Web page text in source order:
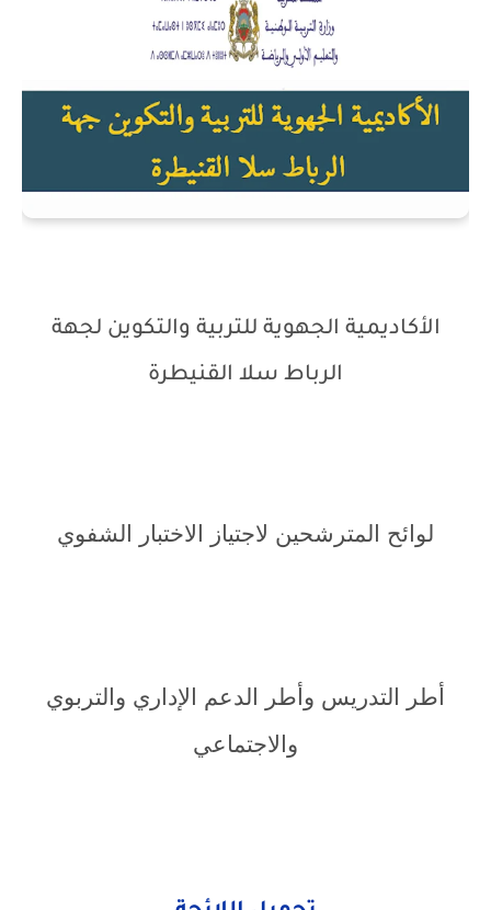
الأكاديمية الجهوية للتربية والتكوين لجهة
الرباط سلا القنيطرة
لوائح المترشحين لاجتياز الاختبار الشفوي
أطر التدريس وأطر الدعم الإداري والتربوي
والاجتماعي